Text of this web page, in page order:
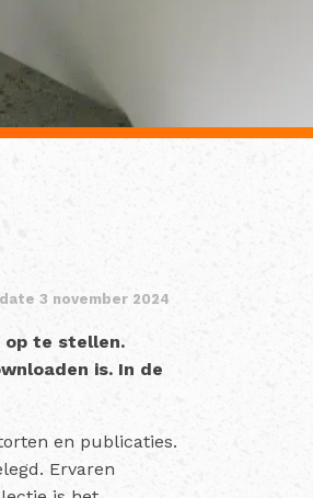
3 november 2024
op te stellen.
is. In de
en publicaties.
Ervaren